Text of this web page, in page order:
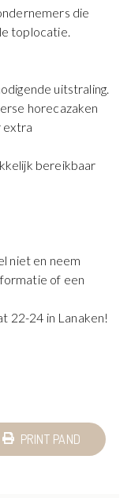
die
toplocatie.
uitstraling.
horecazaken
extra
bereikbaar
niet en neem
of een
22-24 in Lanaken!
PRINT PAND